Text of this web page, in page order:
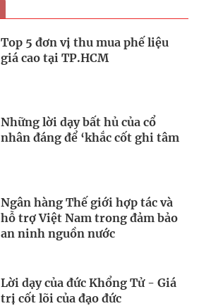
Top 5 đơn vị thu mua phế liệu
giá cao tại TP.HCM
Những lời dạy bất hủ của cổ
nhân đáng để ‘khắc cốt ghi tâm
Ngân hàng Thế giới hợp tác và
hỗ trợ Việt Nam trong đảm bảo
an ninh nguồn nước
Lời dạy của đức Khổng Tử - Giá
trị cốt lõi của đạo đức